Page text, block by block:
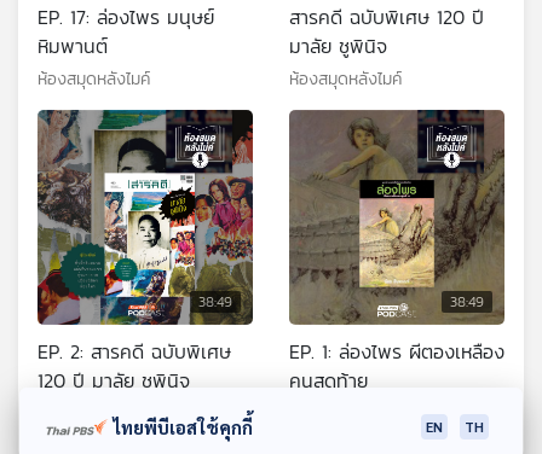
EP. 17: ล่องไพร มนุษย์
หิมพานต์
ห้องสมุดหลังไมค์
สารคดี ฉบับพิเศษ 120 ปี
มาลัย ชูพินิจ
ห้องสมุดหลังไมค์
38:49
EP. 2: สารคดี ฉบับพิเศษ
120 ปี มาลัย ชูพินิจ
ห้องสมุดหลังไมค์
38:49
EP. 1: ล่องไพร ผีตองเหลือง
คนสุดท้าย
ไทยพีบีเอสใช้คุกกี้ EN TH